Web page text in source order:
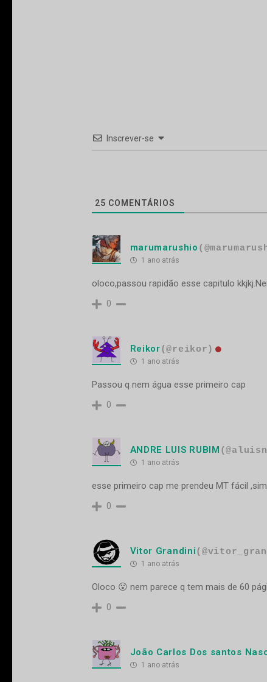
Inscrever-se
25 COMENTÁRIOS
marumarushio
1 ano atrás
oloco,passou rapidão esse capitulo
0
Reikor(@reikor)
1 ano atrás
Passou q nem água esse primeiro cap
0
ANDRE LUIS RUBIM
1 ano atrás
esse primeiro cap me prendeu MT fácil
0
Vitor Grandini
1 ano atrás
Oloco 😮 nem parece q tem mais de 60
0
João Carlos Dos santos
1 ano atrás